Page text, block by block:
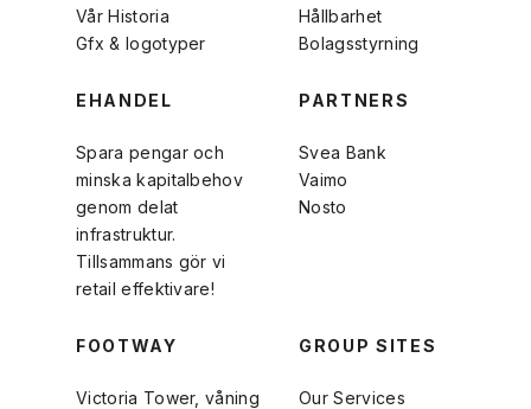
Vår Historia
Gfx & logotyper
Hållbarhet
Bolagsstyrning
EHANDEL
Spara pengar och
minska kapitalbehov
genom delat
infrastruktur.
Tillsammans gör vi
retail effektivare!
PARTNERS
Svea Bank
Vaimo
Nosto
FOOTWAY
Victoria Tower, våning
GROUP SITES
Our Services